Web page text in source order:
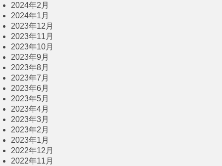
2024年2月
2024年1月
2023年12月
2023年11月
2023年10月
2023年9月
2023年8月
2023年7月
2023年6月
2023年5月
2023年4月
2023年3月
2023年2月
2023年1月
2022年12月
2022年11月